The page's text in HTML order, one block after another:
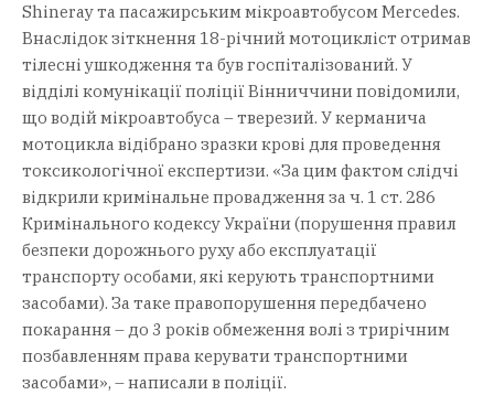
Shineray та пасажирським мікроавтобусом Mercedes.
Внаслідок зіткнення 18-річний мотоцикліст отримав
тілесні ушкодження та був госпіталізований. У
відділі комунікації поліції Вінниччини повідомили,
що водій мікроавтобуса – тверезий. У керманича
мотоцикла відібрано зразки крові для проведення
токсикологічної експертизи. «За цим фактом слідчі
відкрили кримінальне провадження за ч. 1 ст. 286
Кримінального кодексу України (порушення правил
безпеки дорожнього руху або експлуатації
транспорту особами, які керують транспортними
засобами). За таке правопорушення передбачено
покарання – до 3 років обмеження волі з трирічним
позбавленням права керувати транспортними
засобами», – написали в поліції.